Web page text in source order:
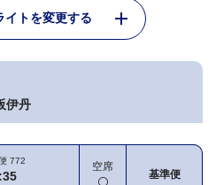
イトを変更する
伊丹
772 空席
基準便